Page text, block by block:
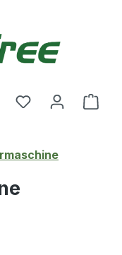
Du hast 0